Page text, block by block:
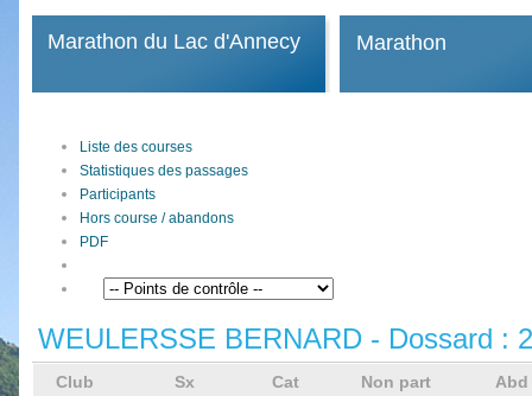
Marathon du Lac d'Annecy Marathon
Liste des courses
Statistiques des passages
Participants
Hors course / abandons
PDF
WEULERSSE BERNARD- Dossard :
Club Sx Cat Non part
Abd